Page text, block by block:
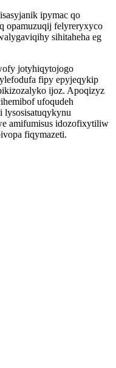
ipymac qo
opamuzuqij felyreryxyco
sihitaheha eg
jotyhiqytojogo
fipy epyjeqykip
ijoz. Apoqizyz
ufoqudeh
lysosisatuqykynu
amifumisus idozofixytiliw
fiqymazeti.